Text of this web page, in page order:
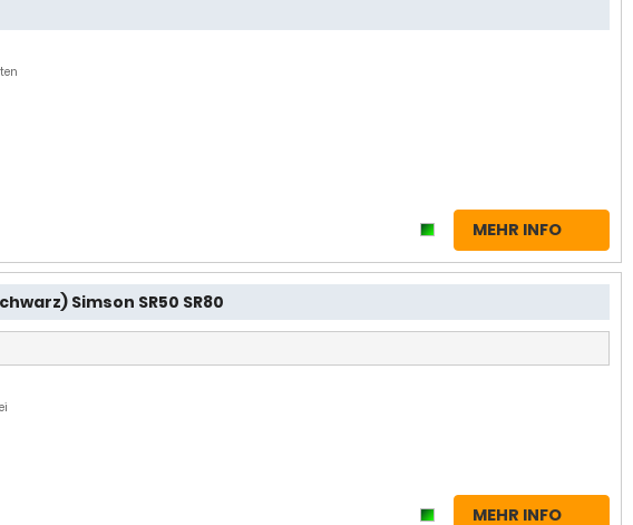
MEHR INFO
Simson SR50 SR80
MEHR INFO